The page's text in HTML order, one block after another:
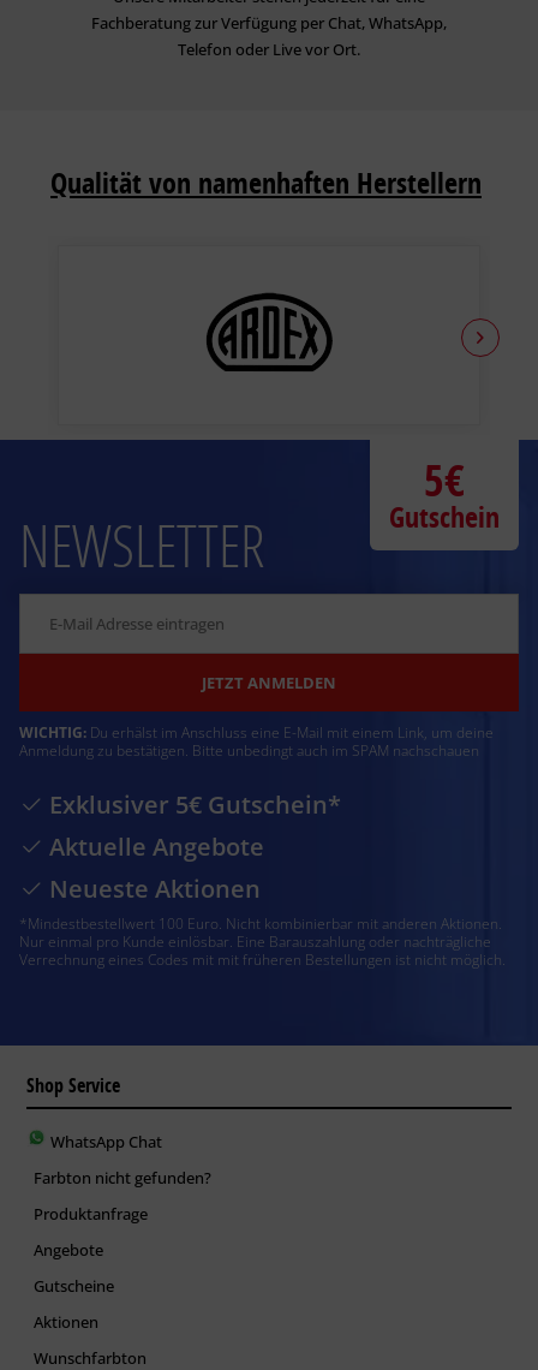
Fachberatung zur Verfügung per Chat, WhatsApp,
Telefon oder Live vor Ort.
Qualität von namenhaften Herstellern
NEWSLETTER
JETZT ANMELDEN
WICHTIG: Du erhälst im Anschluss eine E-Mail mit einem Link, um deine
Anmeldung zu bestätigen. Bitte unbedingt auch im SPAM nachschauen
Exklusiver 5€ Gutschein*
Aktuelle Angebote
Neueste Aktionen
*Mindestbestellwert 100 Euro. Nicht kombinierbar mit anderen Aktionen.
Nur einmal pro Kunde einlösbar. Eine Barauszahlung oder nachträgliche
Verrechnung eines Codes mit mit früheren Bestellungen ist nicht möglich.
5€
Gutschein
Shop Service
WhatsApp Chat
Farbton nicht gefunden?
Produktanfrage
Angebote
Gutscheine
Aktionen
Wunschfarbton